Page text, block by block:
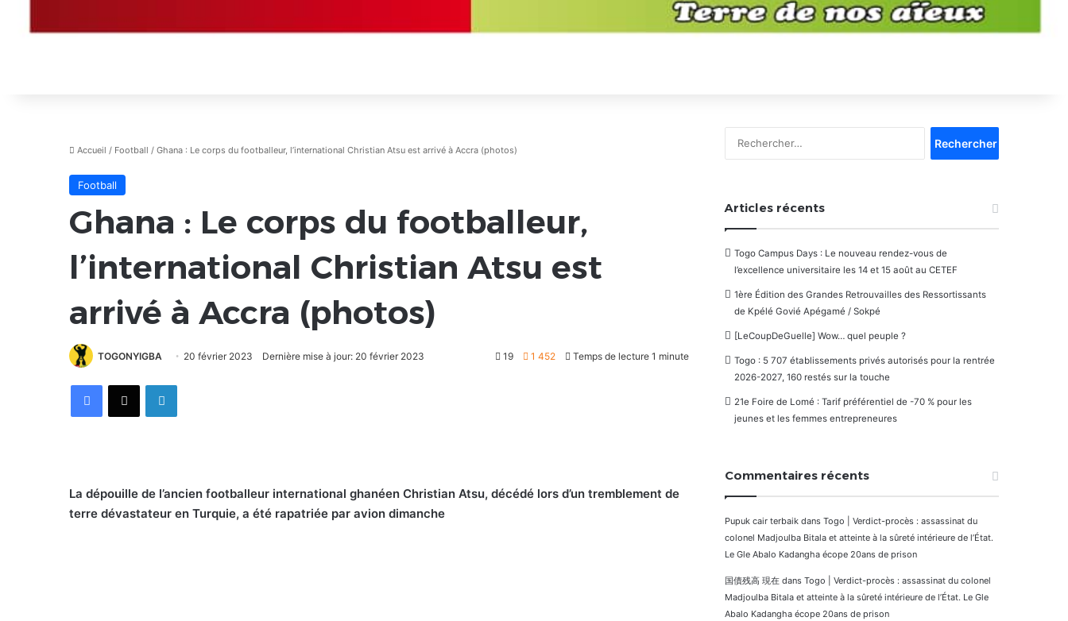
Accueil / Football / Ghana : Le corps du footballeur, l’international Christian Atsu est arrivé à Accra (photos)
Football
Ghana : Le corps du footballeur,
l’international Christian Atsu est
arrivé à Accra (photos)
TOGONYIGBA 20 février 2023 Dernière mise à jour: 20 février 2023 19 1 452 Temps de lecture 1 minute
FacebookX Linkedin
La dépouille de l’ancien footballeur international ghanéen Christian Atsu, décédé lors d’un tremblement de
terre dévastateur en Turquie, a été rapatriée par avion dimanche
Articles récents
Togo Campus Days : Le nouveau rendez-vous de
l’excellence universitaire les 14 et 15 août au CETEF
1ère Édition des Grandes Retrouvailles des Ressortissants
de Kpélé Govié Apégamé / Sokpé
[LeCoupDeGuelle] Wow… quel peuple ?
Togo : 5 707 établissements privés autorisés pour la rentrée
2026-2027, 160 restés sur la touche
21e Foire de Lomé : Tarif préférentiel de -70 % pour les
jeunes et les femmes entrepreneures
Commentaires récents
Pupuk cair terbaik dans Togo | Verdict-procès : assassinat du
colonel Madjoulba Bitala et atteinte à la sûreté intérieure de l’État.
Le Gle Abalo Kadangha écope 20ans de prison
国債残高 現在 dans Togo | Verdict-procès : assassinat du colonel
Madjoulba Bitala et atteinte à la sûreté intérieure de l’État. Le Gle
Abalo Kadangha écope 20ans de prison